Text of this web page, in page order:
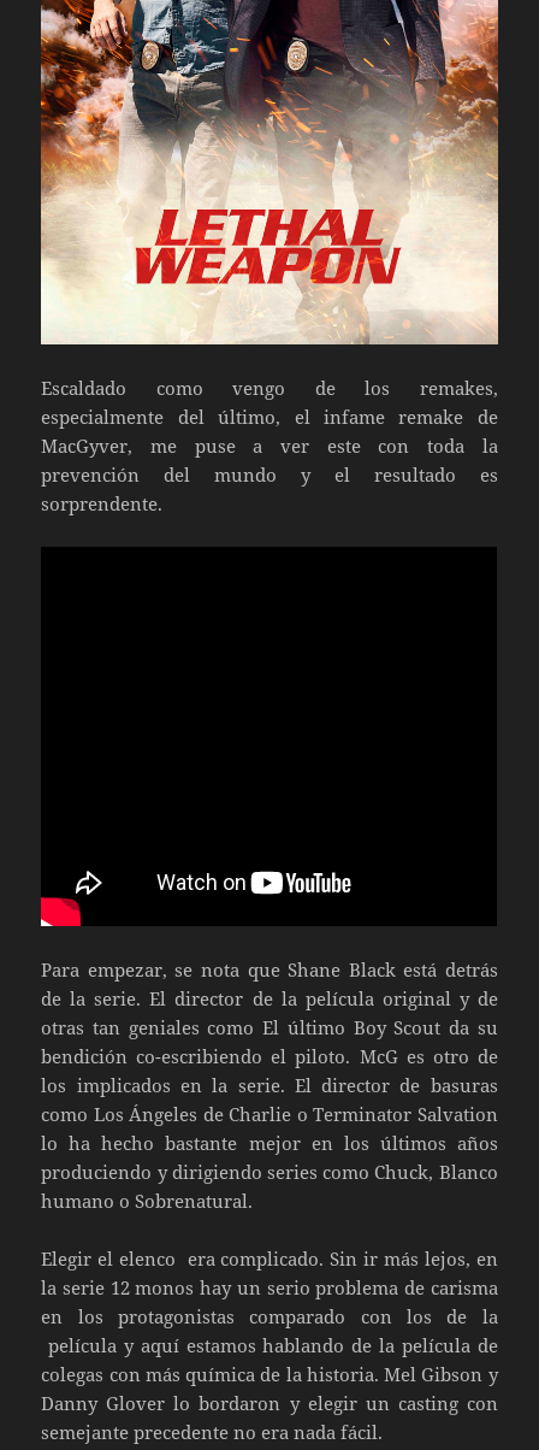
Escaldado como vengo de los remakes,
especialmente del último, el infame remake de
MacGyver, me puse a ver este con toda la
prevención del mundo y el resultado es
sorprendente.
Para empezar, se nota que Shane Black está detrás
de la serie. El director de la película original y de
otras tan geniales como El último Boy Scout da su
bendición co-escribiendo el piloto. McG es otro de
los implicados en la serie. El director de basuras
como Los Ángeles de Charlie o Terminator Salvation
lo ha hecho bastante mejor en los últimos años
produciendo y dirigiendo series como Chuck, Blanco
humano o Sobrenatural.
Elegir el elenco era complicado. Sin ir más lejos, en
la serie 12 monos hay un serio problema de carisma
en los protagonistas comparado con los de la
película y aquí estamos hablando de la película de
colegas con más química de la historia. Mel Gibson y
Danny Glover lo bordaron y elegir un casting con
semejante precedente no era nada fácil.